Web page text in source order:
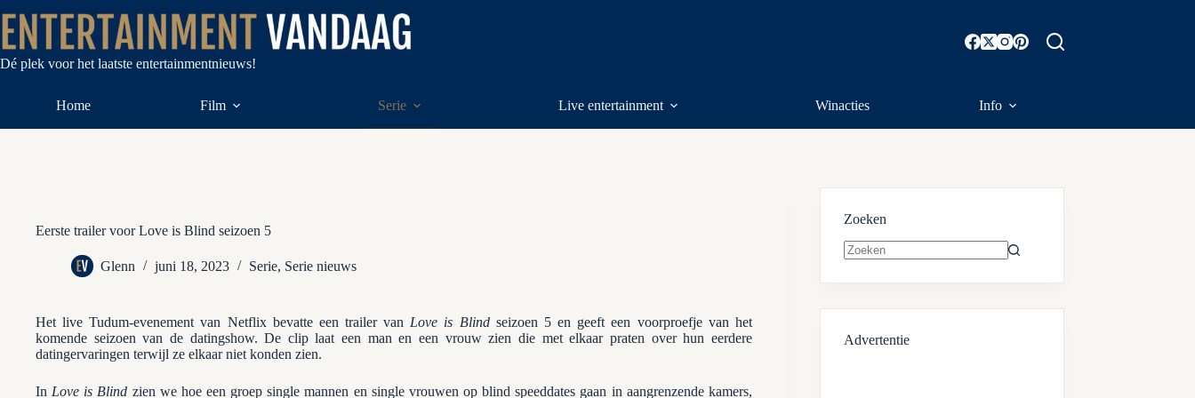
naar
de
inhoud
Dé plek voor het laatste entertainmentnieuws!
Home Film Serie Live entertainment Winacties Info
Eerste trailer voor Love is Blind seizoen 5
Glenn juni 18, 2023 Serie, Serie nieuws
Het live Tudum-evenement van Netflix bevatte een trailer van Love is Blindseizoen 5 en geeft een ​​voorproefje van het
komende seizoen van de datingshow. De clip laat een man en een vrouw zien die met elkaar praten over hun eerdere
datingervaringen terwijl ze elkaar niet konden zien.
In Love is Blind zien we hoe een groep single mannen en single vrouwen op blind speeddates gaan in aangrenzende kamers,
Zoeken
resultaten
Advertentie